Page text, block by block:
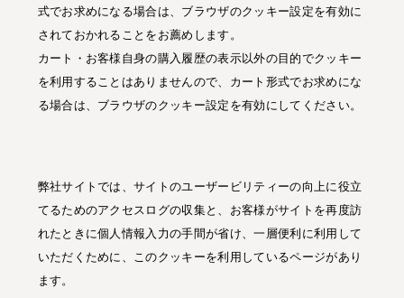
式でお求めになる場合は、ブラウザのクッキー設定を有効に
されておかれることをお薦めします。
カート・お客様自身の購入履歴の表示以外の目的でクッキー
を利用することはありませんので、カート形式でお求めにな
る場合は、ブラウザのクッキー設定を有効にしてください。
弊社サイトでは、サイトのユーザービリティーの向上に役立
てるためのアクセスログの収集と、お客様がサイトを再度訪
れたときに個人情報入力の手間が省け、一層便利に利用して
いただくために、このクッキーを利用しているページがあり
ます。